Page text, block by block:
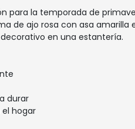
para la temporada de
de ajo rosa con asa amarilla
en una estantería.
durar
el hogar